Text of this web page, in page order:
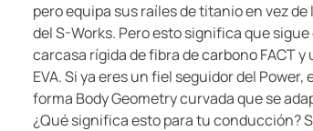
pero equipa sus raíles de titanio en vez
del S-Works. Pero esto significa que
carcasa rígida de fibra de carbono FACT
EVA. Si ya eres un fiel seguidor del
forma Body Geometry curvada que se
¿Qué significa esto para tu conducción?